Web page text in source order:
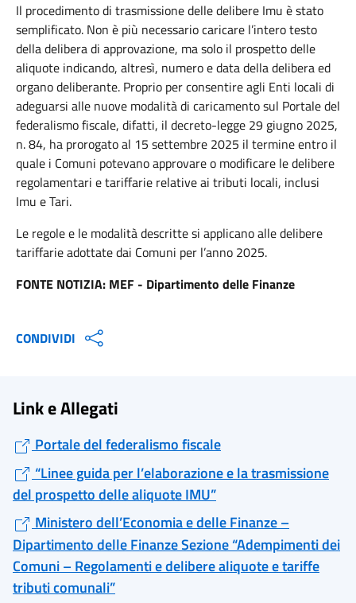
Il procedimento di trasmissione delle delibere Imu è stato
semplificato. Non è più necessario caricare l’intero testo
della delibera di approvazione, ma solo il prospetto delle
aliquote indicando, altresì, numero e data della delibera ed
organo deliberante. Proprio per consentire agli Enti locali di
adeguarsi alle nuove modalità di caricamento sul Portale del
federalismo fiscale, difatti, il decreto-legge 29 giugno 2025,
n. 84, ha prorogato al 15 settembre 2025 il termine entro il
quale i Comuni potevano approvare o modificare le delibere
regolamentari e tariffarie relative ai tributi locali, inclusi
Imu e Tari.
Le regole e le modalità descritte si applicano alle delibere
tariffarie adottate dai Comuni per l’anno 2025.
FONTE NOTIZIA: MEF - Dipartimento delle Finanze
CONDIVIDI
Link e Allegati
Portale del federalismo fiscale
“Linee guida per l’elaborazione e la trasmissione
del prospetto delle aliquote IMU”
Ministero dell’Economia e delle Finanze –
Dipartimento delle Finanze Sezione “Adempimenti dei
Comuni – Regolamenti e delibere aliquote e tariffe
tributi comunali”